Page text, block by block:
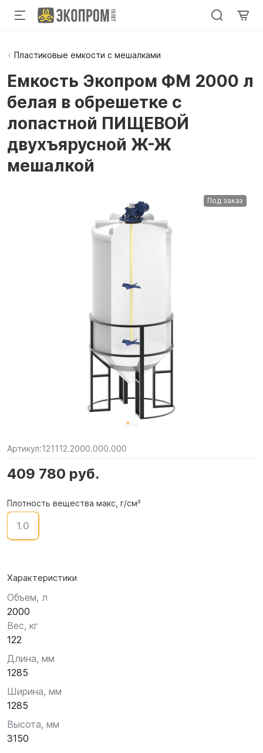
Пластиковые емкости с мешалками
Емкость Экопром ФМ 2000 л
белая в обрешетке с
лопастной ПИЩЕВОЙ
двухъярусной Ж-Ж
мешалкой
Под заказ
Артикул:121112.2000.000.000
409 780 руб.
Плотность вещества макс, г/см³
1.0
Характеристики
Объем, л
2000
Вес, кг
122
Длина, мм
1285
Ширина, мм
1285
Высота, мм
3150